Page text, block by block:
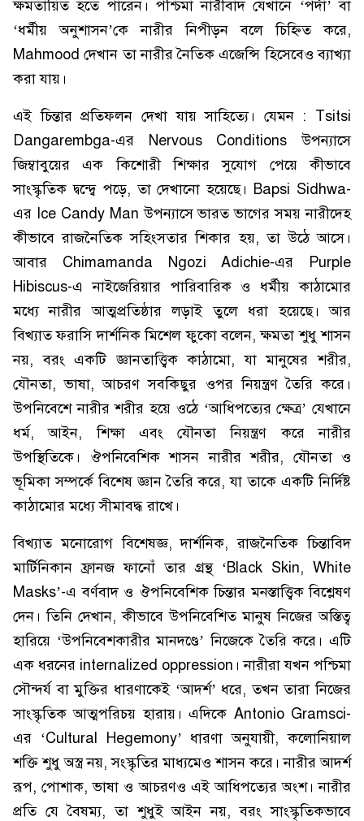
ক্ষমতায়িত হতে পারেন। পশ্চিমা নারীবাদ যেখানে ‘পর্দা’ বা
‘ধর্মীয় অনুশাসন’কে নারীর নিপীড়ন বলে চিহ্নিত করে,
Mahmood দেখান তা নারীর নৈতিক এজেন্সি হিসেবেও ব্যাখ্যা
করা যায়।
এই চিন্তার প্রতিফলন দেখা যায় সাহিত্যে। যেমন : Tsitsi
Dangarembga-এর Nervous Conditions উপন্যাসে
জিম্বাবুয়ের এক কিশোরী শিক্ষার সুযোগ পেয়ে কীভাবে
সাংস্কৃতিক দ্বন্দ্বে পড়ে, তা দেখানো হয়েছে। Bapsi Sidhwa-
এর Ice Candy Man উপন্যাসে ভারত ভাগের সময় নারীদেহ
কীভাবে রাজনৈতিক সহিংসতার শিকার হয়, তা উঠে আসে।
আবার Chimamanda Ngozi Adichie-এর Purple
Hibiscus-এ নাইজেরিয়ার পারিবারিক ও ধর্মীয় কাঠামোর
মধ্যে নারীর আত্মপ্রতিষ্ঠার লড়াই তুলে ধরা হয়েছে। আর
বিখ্যাত ফরাসি দার্শনিক মিশেল ফুকো বলেন, ক্ষমতা শুধু শাসন
নয়, বরং একটি জ্ঞানতাত্ত্বিক কাঠামো, যা মানুষের শরীর,
যৌনতা, ভাষা, আচরণ সবকিছুর ওপর নিয়ন্ত্রণ তৈরি করে।
উপনিবেশে নারীর শরীর হয়ে ওঠে ‘আধিপত্যের ক্ষেত্র’ যেখানে
ধর্ম, আইন, শিক্ষা এবং যৌনতা নিয়ন্ত্রণ করে নারীর
উপস্থিতিকে। ঔপনিবেশিক শাসন নারীর শরীর, যৌনতা ও
ভূমিকা সম্পর্কে বিশেষ জ্ঞান তৈরি করে, যা তাকে একটি নির্দিষ্ট
কাঠামোর মধ্যে সীমাবদ্ধ রাখে।
বিখ্যাত মনোরোগ বিশেষজ্ঞ, দার্শনিক, রাজনৈতিক চিন্তাবিদ
মার্টিনিকান ফ্রানজ ফানোঁ তার গ্রন্থ ‘Black Skin, White
Masks’-এ বর্ণবাদ ও ঔপনিবেশিক চিন্তার মনস্তাত্ত্বিক বিশ্লেষণ
দেন। তিনি দেখান, কীভাবে উপনিবেশিত মানুষ নিজের অস্তিত্ব
হারিয়ে ‘উপনিবেশকারীর মানদণ্ডে’ নিজেকে তৈরি করে। এটি
এক ধরনের internalized oppression। নারীরা যখন পশ্চিমা
সৌন্দর্য বা মুক্তির ধারণাকেই ‘আদর্শ’ ধরে, তখন তারা নিজের
সাংস্কৃতিক আত্মপরিচয় হারায়। এদিকে Antonio Gramsci-
এর ‘Cultural Hegemony’ ধারণা অনুযায়ী, কলোনিয়াল
শক্তি শুধু অস্ত্র নয়, সংস্কৃতির মাধ্যমেও শাসন করে। নারীর আদর্শ
রূপ, পোশাক, ভাষা ও আচরণও এই আধিপত্যের অংশ। নারীর
প্রতি যে বৈষম্য, তা শুধুই আইন নয়, বরং সাংস্কৃতিকভাবে